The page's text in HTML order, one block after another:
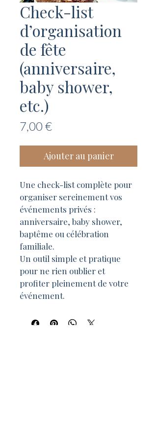
Check-list
d’organisation
de fête
(anniversaire,
baby shower,
etc.)
7,00 €Prix
Ajouter au panier
Une check-list complète pour
organiser sereinement vos
événements privés :
anniversaire, baby shower,
baptême ou célébration
familiale.
Un outil simple et pratique
pour ne rien oublier et
profiter pleinement de votre
événement.